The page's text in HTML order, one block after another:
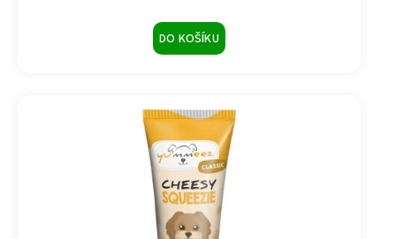
DO KOŠÍKU